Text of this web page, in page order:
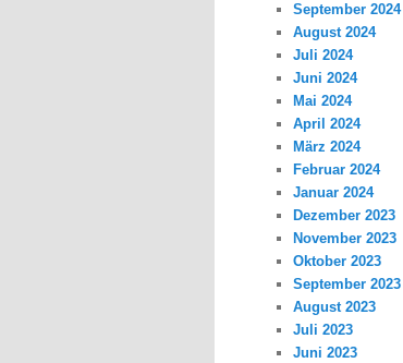
September 2024
August 2024
Juli 2024
Juni 2024
Mai 2024
April 2024
März 2024
Februar 2024
Januar 2024
Dezember 2023
November 2023
Oktober 2023
September 2023
August 2023
Juli 2023
Juni 2023